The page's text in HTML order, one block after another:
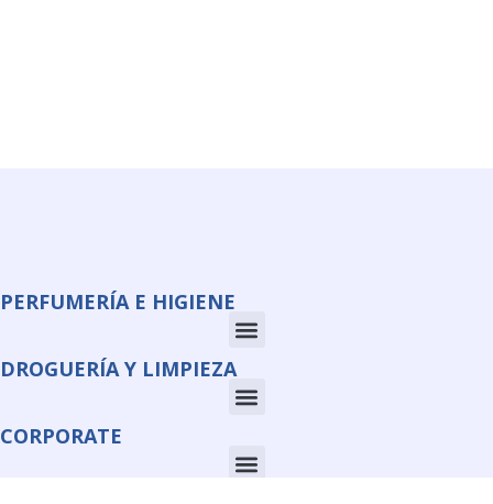
PERFUMERÍA E HIGIENE
DROGUERÍA Y LIMPIEZA
CORPORATE